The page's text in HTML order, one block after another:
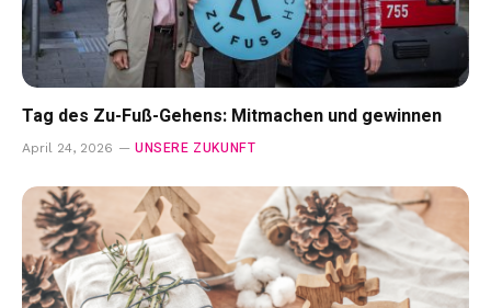
Tag des Zu-Fuß-Gehens: Mitmachen und gewinnen
April 24, 2026 UNSERE ZUKUNFT